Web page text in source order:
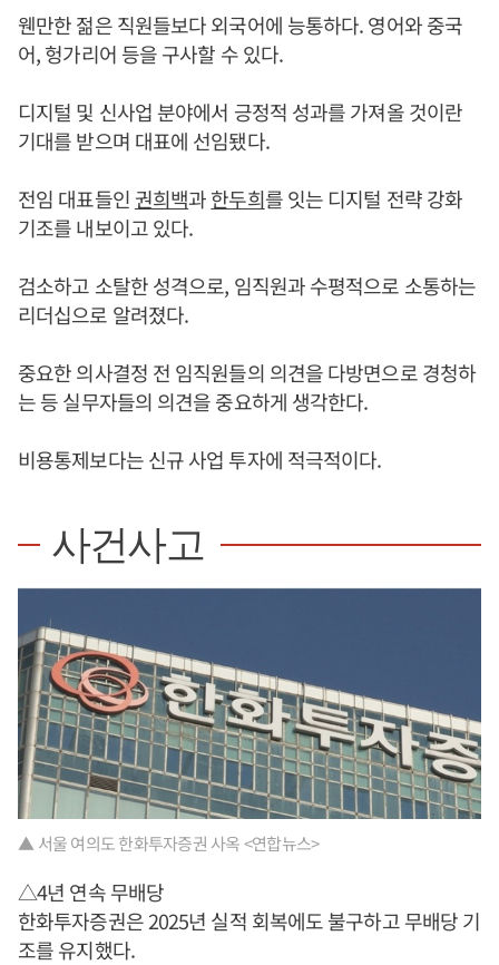
웬만한 젊은 직원들보다 외국어에 능통하다. 영어와 중국
어, 헝가리어 등을 구사할 수 있다.
디지털 및 신사업 분야에서 긍정적 성과를 가져올 것이란
기대를 받으며 대표에 선임됐다.
전임 대표들인 권희백과한두희를 잇는 디지털 전략 강화
기조를 내보이고 있다.
검소하고 소탈한 성격으로, 임직원과 수평적으로 소통하는
리더십으로 알려졌다.
중요한 의사결정 전 임직원들의 의견을 다방면으로 경청하
는 등 실무자들의 의견을 중요하게 생각한다.
비용통제보다는 신규 사업 투자에 적극적이다.
사건사고
▲ 서울 여의도 한화투자증권 사옥 <연합뉴스>
△4년 연속 무배당
한화투자증권은 2025년 실적 회복에도 불구하고 무배당 기
조를 유지했다.